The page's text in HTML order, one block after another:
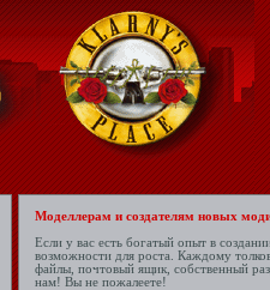
Моделлерам и создателям новых
Если у вас есть богатый опыт в
возможности для роста. Каждому
файлы, почтовый ящик, собственный
нам! Вы не пожалеете!